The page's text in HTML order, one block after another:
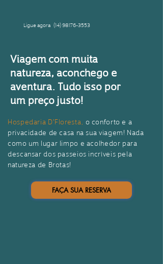
Ligue agora (14) 98176-3553
Viagem com muita
natureza, aconchego e
aventura. Tudo isso por
um preço justo!
Hospedaria D'Floresta, o conforto e a
privacidade de casa na sua viagem! Nada
como um lugar limpo e acolhedor para
descansar dos passeios incríveis pela
natureza de Brotas!
FAÇA SUA RESERVA